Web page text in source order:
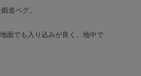
造ペグ。
面でも入り込みが良く、地中で